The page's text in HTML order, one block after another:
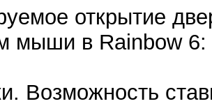
открытие
мыши в Rainbow 6:
Возможность